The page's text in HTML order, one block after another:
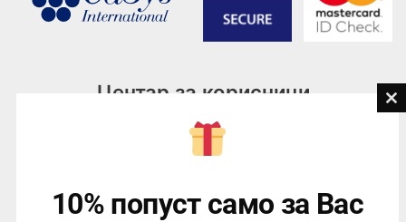
Центар за корисници
076945497; 076945498
contact@loveguru.mk
Саб – Нед: 10-18
10% попуст само за Вас